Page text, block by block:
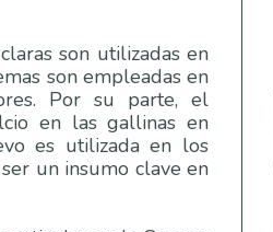
son utilizadas en
son empleadas en
Por su parte, el
en las gallinas en
es utilizada en los
un insumo clave en